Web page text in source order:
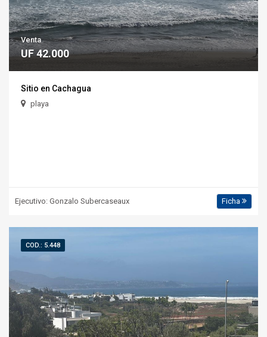
Venta
UF 42.000
Sitio en Cachagua
playa
Ejecutivo: Gonzalo Subercaseaux Ficha
COD.: 5.448